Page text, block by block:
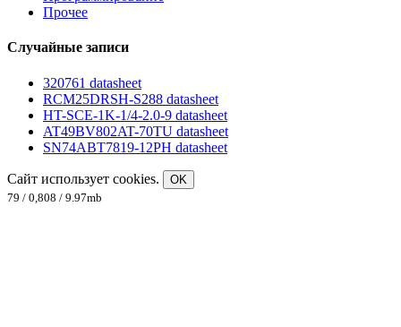
Прочее
Случайные записи
320761 datasheet
RCM25DRSH-S288 datasheet
HT-SCE-1K-1/4-2.0-9 datasheet
AT49BV802AT-70TU datasheet
SN74ABT7819-12PH datasheet
Сайт использует cookies.
OK
79 / 0,808 / 9.97mb